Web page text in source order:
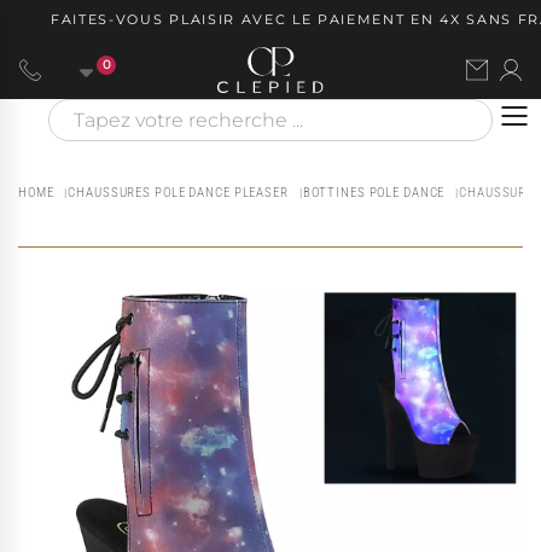
FAITES-VOUS PLAISIR AVEC LE PAIEMENT EN 4X SANS
0
HOME CHAUSSURES POLE DANCE PLEASER BOTTINES POLE DANCE